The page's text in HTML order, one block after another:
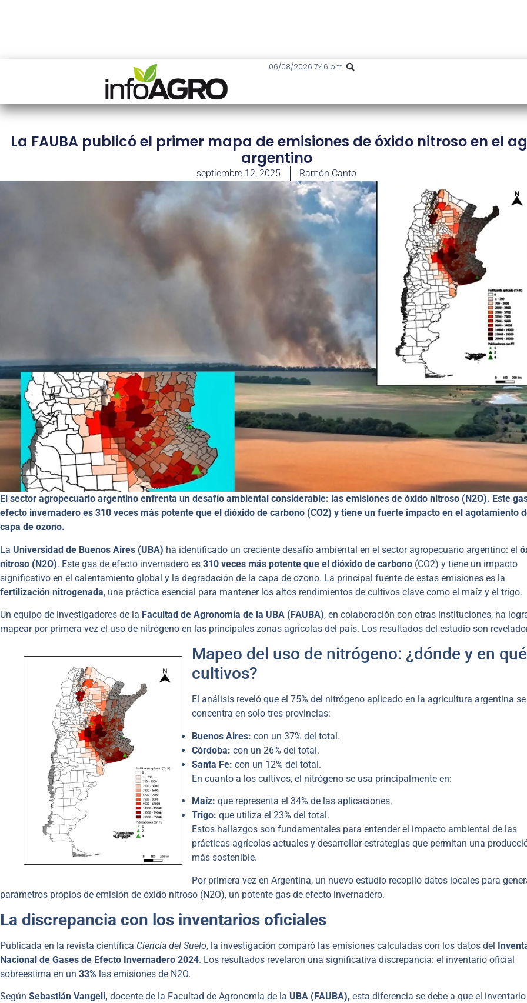
06/08/2026 7:46 pm
La FAUBA publicó el primer mapa de emisiones de óxido nitroso en el
argentino
septiembre 12, 2025 Ramón Canto
El sector agropecuario argentino enfrenta un desafío ambiental considerable: las emisiones de óxido nitroso (N2​O). Este
efecto invernadero es 310 veces más potente que el dióxido de carbono (CO2​) y tiene un fuerte impacto en el agotamiento
capa de ozono.
La Universidad de Buenos Aires (UBA) ha identificado un creciente desafío ambiental en el sector agropecuario argentino: el
nitroso (N2​O). Este gas de efecto invernadero es 310 veces más potente que el dióxido de carbono (CO2​) y tiene un impacto
significativo en el calentamiento global y la degradación de la capa de ozono. La principal fuente de estas emisiones es la
fertilización nitrogenada, una práctica esencial para mantener los altos rendimientos de cultivos clave como el maíz y el trigo.
Un equipo de investigadores de la Facultad de Agronomía de la UBA (FAUBA), en colaboración con otras instituciones, ha
mapear por primera vez el uso de nitrógeno en las principales zonas agrícolas del país. Los resultados del estudio son
Mapeo del uso de nitrógeno: ¿dónde y en qué
cultivos?
El análisis reveló que el 75% del nitrógeno aplicado en la agricultura argentina se
concentra en solo tres provincias:
Buenos Aires: con un 37% del total.
Córdoba: con un 26% del total.
Santa Fe: con un 12% del total.
En cuanto a los cultivos, el nitrógeno se usa principalmente en:
Maíz: que representa el 34% de las aplicaciones.
Trigo: que utiliza el 23% del total.
Estos hallazgos son fundamentales para entender el impacto ambiental de las
prácticas agrícolas actuales y desarrollar estrategias que permitan una
más sostenible.
Por primera vez en Argentina, un nuevo estudio recopiló datos locales para
parámetros propios de emisión de óxido nitroso (N2​O), un potente gas de efecto invernadero.
La discrepancia con los inventarios oficiales
Publicada en la revista científica Ciencia del Suelo, la investigación comparó las emisiones calculadas con los datos del
Nacional de Gases de Efecto Invernadero 2024. Los resultados revelaron una significativa discrepancia: el inventario oficial
sobreestima en un 33% las emisiones de N2​O.
Según Sebastián Vangeli, docente de la Facultad de Agronomía de la UBA (FAUBA), esta diferencia se debe a que el inventario